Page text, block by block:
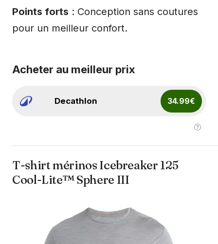
Points forts : Conception sans coutures
pour un meilleur confort.
Acheter au meilleur prix
Decathlon 34.99€
T-shirt mérinos Icebreaker 125
Cool-Lite™ Sphere III